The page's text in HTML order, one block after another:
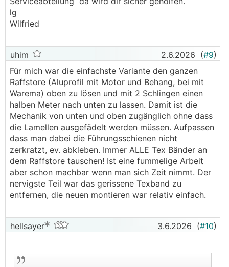
lg
Wilfried
uhim 2.6.2026 (#9)
Für mich war die einfachste Variante den ganzen
Raffstore (Aluprofil mit Motor und Behang, bei mit
Warema) oben zu lösen und mit 2 Schlingen einen
halben Meter nach unten zu lassen. Damit ist die
Mechanik von unten und oben zugänglich ohne dass
die Lamellen ausgefädelt werden müssen. Aufpassen
dass man dabei die Führungsschienen nicht
zerkratzt, ev. abkleben. Immer ALLE Tex Bänder an
dem Raffstore tauschen! Ist eine fummelige Arbeit
aber schon machbar wenn man sich Zeit nimmt. Der
nervigste Teil war das gerissene Texband zu
entfernen, die neuen montieren war relativ einfach.
hellsayer 3.6.2026 (#10)